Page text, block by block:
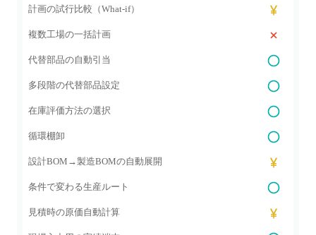
計画の試行比較（What-if）
複数工場の一括計画
代替部品の自動引当
多段階の代替部品設定
在庫評価方法の選択
循環棚卸
設計BOM→製造BOMの自動展開
条件で変わる生産ルート
見積時の原価自動計算